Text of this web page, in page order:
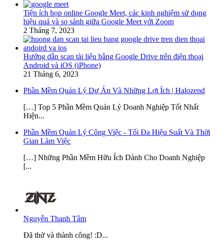
Tiện ích họp online Google Meet, các kinh nghiệm sử dụng
hiệu quả và so sánh giữa Google Meet với Zoom
2 Tháng 7, 2023
Hướng dẫn scan tài liệu bằng Google Drive trên điện thoại
Android và iOS (iPhone)
21 Tháng 6, 2023
Phần Mềm Quản Lý Dự Án Và Những Lợi Ích | Halozend
[…] Top 5 Phần Mềm Quản Lý Doanh Nghiệp Tốt Nhất
Hiện...
Phần Mềm Quản Lý Công Việc - Tối Đa Hiệu Suất Và Thời
Gian Làm Việc
[…] Những Phần Mềm Hữu Ích Dành Cho Doanh Nghiệp
[...
Nguyễn Thanh Tâm
Đã thử và thành công! :D...